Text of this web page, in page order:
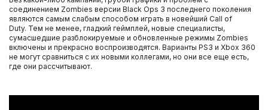
соединением Zombies версии Black Ops 3 последнего поколения
являются самым слабым способом играть в новейший Call of
Duty. Тем не менее, гладкий геймплей, новые специалисты,
сумасшедшие разблокируемые и обновленные режимы Zombies
включены и прекрасно воспроизводятся. Варианты PS3 и Xbox 360
не могут сравниться с их новыми коллегами, но они все еще есть,
где они рассчитывают.